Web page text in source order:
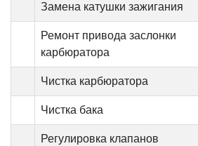
Замена катушки зажигания
Ремонт привода заслонки
карбюратора
Чистка карбюратора
Чистка бака
Регулировка клапанов